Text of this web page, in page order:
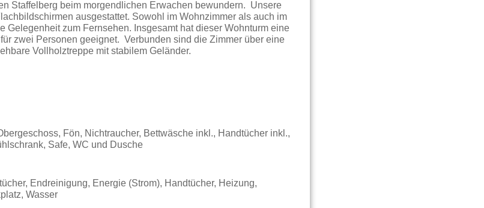
Staffelberg beim morgendlichen Erwachen bewundern. Unsere
ausgestattet. Sowohl im Wohnzimmer als auch im
Gelegenheit zum Fernsehen. Insgesamt hat dieser Wohnturm eine
zwei Personen geeignet. Verbunden sind die Zimmer über eine
Vollholztreppe mit stabilem Geländer.
Fön, Nichtraucher, Bettwäsche inkl., Handtücher inkl.,
Safe, WC und Dusche
Endreinigung, Energie (Strom), Handtücher, Heizung,
Wasser